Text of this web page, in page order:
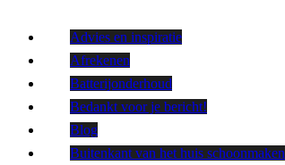
Advies en inspiratie
Afrekenen
Batterijonderhoud
Bedankt voor je bericht!
Blog
Buitenkant van het huis schoonmaken